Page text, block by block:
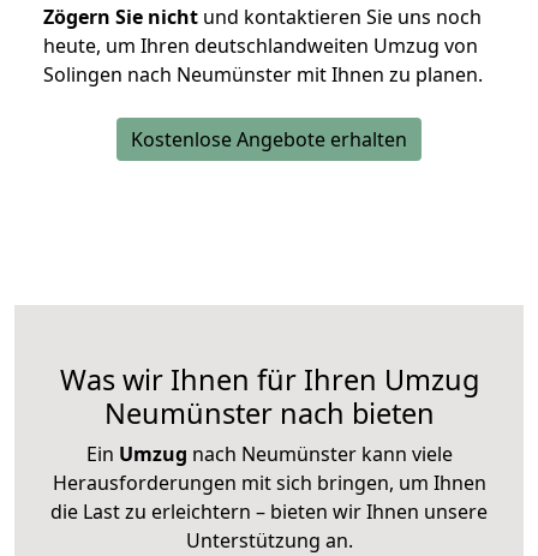
Zögern Sie nicht und kontaktieren Sie uns noch
heute, um Ihren deutschlandweiten Umzug von
Solingen nach Neumünster mit Ihnen zu planen.
Kostenlose Angebote erhalten
Was wir Ihnen für Ihren Umzug
Neumünster nach bieten
Ein Umzug nach Neumünster kann viele
Herausforderungen mit sich bringen, um Ihnen
die Last zu erleichtern – bieten wir Ihnen unsere
Unterstützung an.